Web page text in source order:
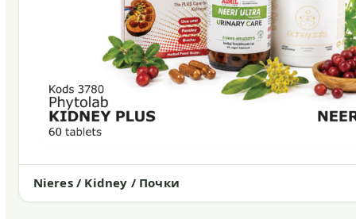
Nieres / Kidney / Почки